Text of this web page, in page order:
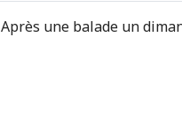
Après une balade un